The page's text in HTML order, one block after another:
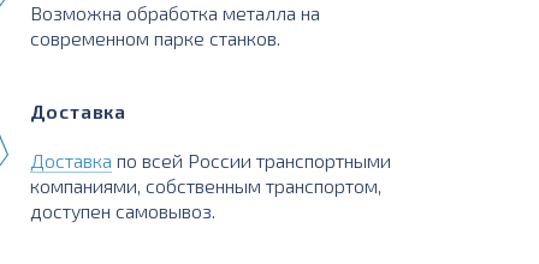
Возможна обработка металла на
современном парке станков.
Доставка
Доставка по всей России транспортными
компаниями, собственным транспортом,
доступен самовывоз.